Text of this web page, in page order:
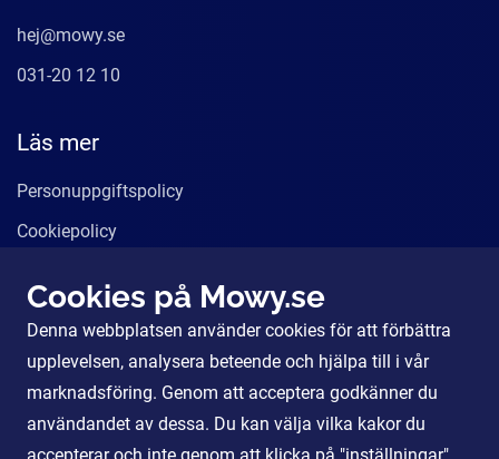
hej@mowy.se
031-20 12 10
Läs mer
Personuppgiftspolicy
Cookiepolicy
Våra tjänster
För Partners
Cookies på Mowy.se
Denna webbplatsen använder cookies för att förbättra
upplevelsen, analysera beteende och hjälpa till i vår
marknadsföring. Genom att acceptera godkänner du
användandet av dessa. Du kan välja vilka kakor du